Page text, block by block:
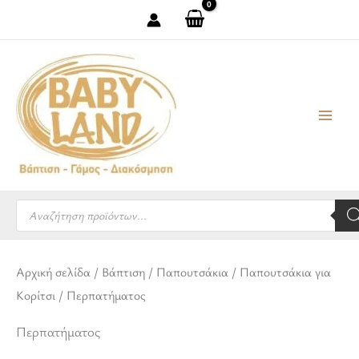
περιεχόμενο
Products
search
Αρχική σελίδα / Βάπτιση / Παπουτσάκια / Παπουτσάκια για
Κορίτσι / Περπατήματος
Περπατήματος